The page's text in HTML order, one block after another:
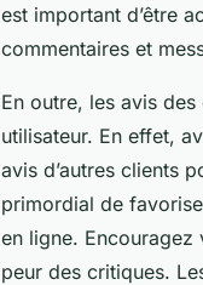
est important d’être
commentaires et
En outre, les avis
utilisateur. En effet,
avis d’autres clients
primordial de
en ligne. Encouragez
peur des critiques.